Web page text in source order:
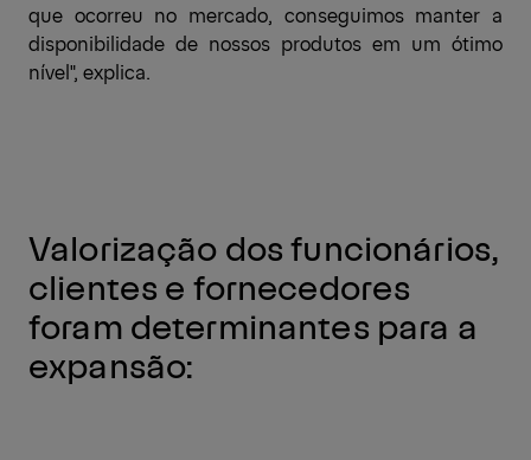
que ocorreu no mercado, conseguimos manter a
disponibilidade de nossos produtos em um ótimo
nível", explica.
Valorização dos funcionários,
clientes e fornecedores
foram determinantes para a
expansão: